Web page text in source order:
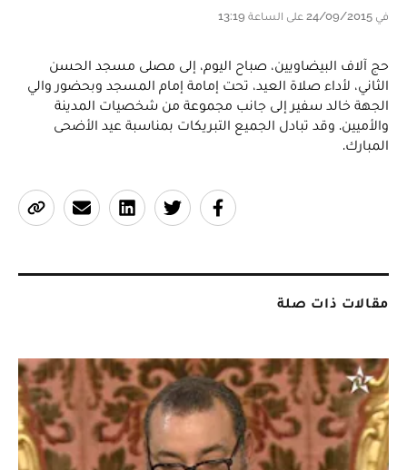
في 24/09/2015 على الساعة 13:19
حج آلاف البيضاويين، صباح اليوم، إلى مصلى مسجد الحسن
الثاني، لأداء صلاة العيد، تحت إمامة إمام المسجد وبحضور والي
الجهة خالد سفير إلى جانب مجموعة من شخصيات المدينة
والأميين. وقد تبادل الجميع التبريكات بمناسبة عيد الأضحى
المبارك.
مقالات ذات صلة